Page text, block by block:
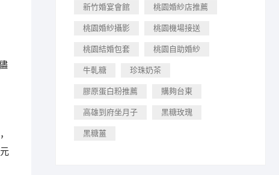
新竹婚宴會館 桃園婚紗店推薦
桃園婚紗攝影 桃園機場接送
桃園結婚包套 桃園自助婚紗
牛軋糖 珍珠奶茶
膠原蛋白粉推薦 購夠台東
高雄到府坐月子 黑糖玫瑰
黑糖薑